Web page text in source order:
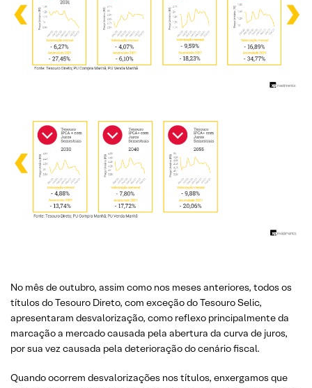
No mês de outubro, assim como nos meses anteriores, todos os
títulos do Tesouro Direto, com exceção do Tesouro Selic,
apresentaram desvalorização, como reflexo principalmente da
marcação a mercado causada pela abertura da curva de juros,
por sua vez causada pela deterioração do cenário fiscal.
Quando ocorrem desvalorizações nos títulos, enxergamos que